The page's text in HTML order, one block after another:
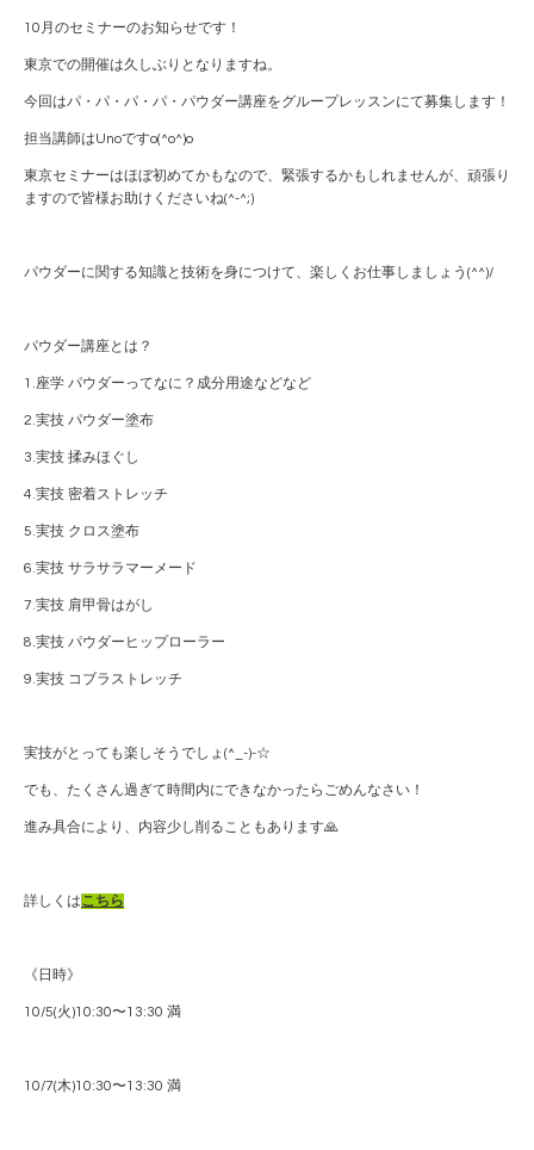
10月のセミナーのお知らせです！
東京での開催は久しぶりとなりますね。
今回はパ・パ・パ・パ・パウダー講座をグループレッスンにて募集します！
担当講師はUnoですo(^o^)o
東京セミナーはほぼ初めてかもなので、緊張するかもしれませんが、頑張り
ますので皆様お助けくださいね(^-^;)
パウダーに関する知識と技術を身につけて、楽しくお仕事しましょう(^^)/
パウダー講座とは？
1.座学 パウダーってなに？成分用途などなど
2.実技 パウダー塗布
3.実技 揉みほぐし
4.実技 密着ストレッチ
5.実技 クロス塗布
6.実技 サラサラマーメード
7.実技 肩甲骨はがし
8.実技 パウダーヒップローラー
9.実技 コブラストレッチ
実技がとっても楽しそうでしょ(^_-)-☆
でも、たくさん過ぎて時間内にできなかったらごめんなさい！
進み具合により、内容少し削ることもあります🙏
詳しくはこちら
《日時》
10/5(火)10:30〜13:30 満
10/7(木)10:30〜13:30 満